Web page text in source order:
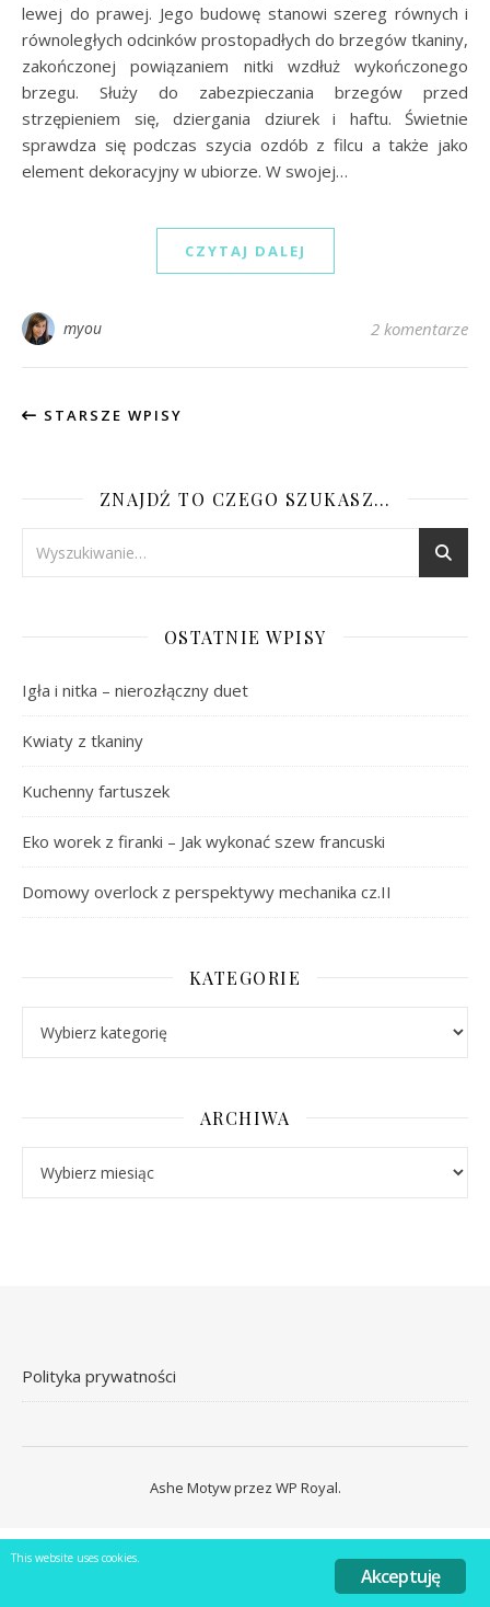
lewej do prawej. Jego budowę stanowi szereg równych i
równoległych odcinków prostopadłych do brzegów tkaniny,
zakończonej powiązaniem nitki wzdłuż wykończonego
brzegu. Służy do zabezpieczania brzegów przed
strzępieniem się, dziergania dziurek i haftu. Świetnie
sprawdza się podczas szycia ozdób z filcu a także jako
element dekoracyjny w ubiorze. W swojej…
CZYTAJ DALEJ
myou 2 komentarze
STARSZE WPISY
ZNAJDŹ TO CZEGO SZUKASZ…
OSTATNIE WPISY
Igła i nitka – nierozłączny duet
Kwiaty z tkaniny
Kuchenny fartuszek
Eko worek z firanki – Jak wykonać szew francuski
Domowy overlock z perspektywy mechanika cz.II
KATEGORIE
ARCHIWA
Polityka prywatności
Ashe Motyw przez WP Royal.
Akceptuję
This website uses cookies.